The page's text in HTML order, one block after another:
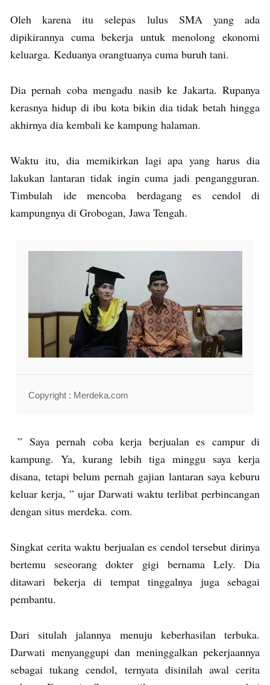
Oleh karena itu selepas lulus SMA yang ada
dipikirannya cuma bekerja untuk menolong ekonomi
keluarga. Keduanya orangtuanya cuma buruh tani.
Dia pernah coba mengadu nasib ke Jakarta. Rupanya
kerasnya hidup di ibu kota bikin dia tidak betah hingga
akhirnya dia kembali ke kampung halaman.
Waktu itu, dia memikirkan lagi apa yang harus dia
lakukan lantaran tidak ingin cuma jadi pengangguran.
Timbulah ide mencoba berdagang es cendol di
kampungnya di Grobogan, Jawa Tengah.
Copyright : Merdeka.com
” Saya pernah coba kerja berjualan es campur di
kampung. Ya, kurang lebih tiga minggu saya kerja
disana, tetapi belum pernah gajian lantaran saya keburu
keluar kerja, ” ujar Darwati waktu terlibat perbincangan
dengan situs merdeka. com.
Singkat cerita waktu berjualan es cendol tersebut dirinya
bertemu seseorang dokter gigi bernama Lely. Dia
ditawari bekerja di tempat tinggalnya juga sebagai
pembantu.
Dari situlah jalannya menuju keberhasilan terbuka.
Darwati menyanggupi dan meninggalkan pekerjaannya
sebagai tukang cendol, ternyata disinilah awal cerita